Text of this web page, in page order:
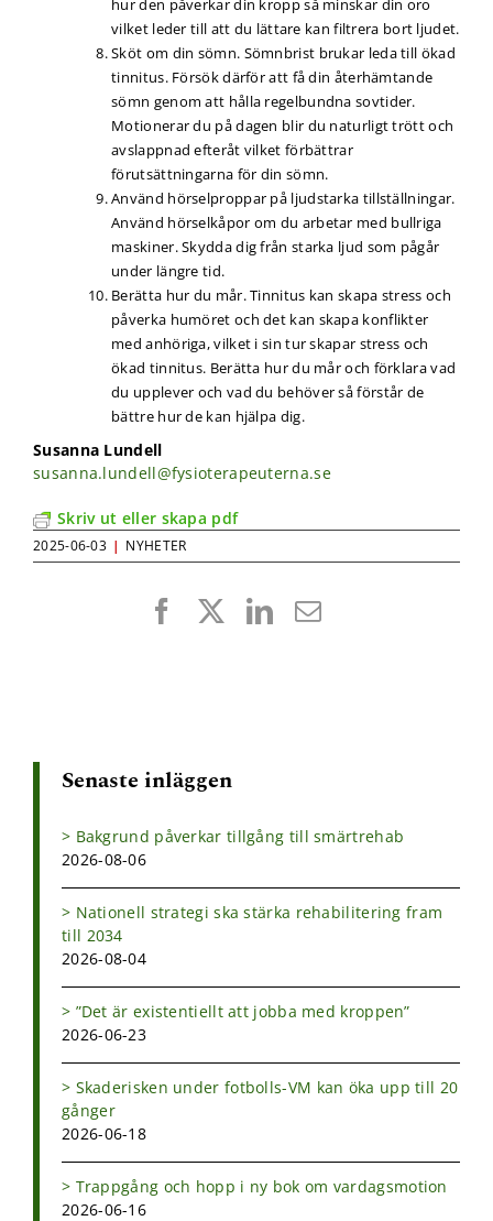
hur den påverkar din kropp så minskar din oro
vilket leder till att du lättare kan filtrera bort ljudet.
Sköt om din sömn. Sömnbrist brukar leda till ökad
tinnitus. Försök därför att få din återhämtande
sömn genom att hålla regelbundna sovtider.
Motionerar du på dagen blir du naturligt trött och
avslappnad efteråt vilket förbättrar
förutsättningarna för din sömn.
Använd hörselproppar på ljudstarka tillställningar.
Använd hörselkåpor om du arbetar med bullriga
maskiner. Skydda dig från starka ljud som pågår
under längre tid.
Berätta hur du mår. Tinnitus kan skapa stress och
påverka humöret och det kan skapa konflikter
med anhöriga, vilket i sin tur skapar stress och
ökad tinnitus. Berätta hur du mår och förklara vad
du upplever och vad du behöver så förstår de
bättre hur de kan hjälpa dig.
Susanna Lundell
susanna.lundell@fysioterapeuterna.se
Skriv ut eller skapa pdf
2025-06-03 | NYHETER
FacebookLinkedIn
E-
Senaste inläggen
Bakgrund påverkar tillgång till smärtrehab
2026-08-06
Nationell strategi ska stärka rehabilitering fram
till 2034
2026-08-04
”Det är existentiellt att jobba med kroppen”
2026-06-23
Skaderisken under fotbolls-VM kan öka upp till 20
gånger
2026-06-18
Trappgång och hopp i ny bok om vardagsmotion
2026-06-16